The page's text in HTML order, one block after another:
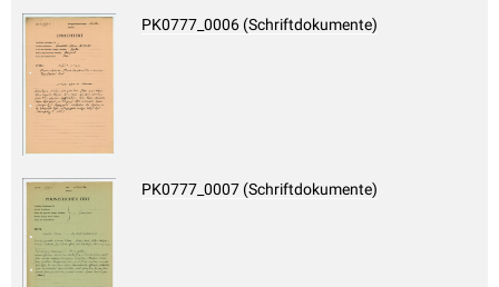
PK0777_0006 (Schriftdokumente)
PK0777_0007 (Schriftdokumente)